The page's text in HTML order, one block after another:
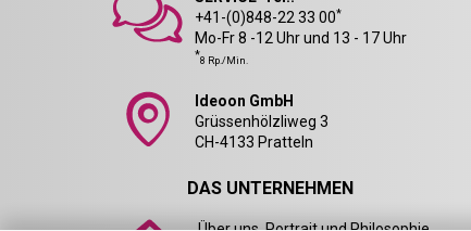
+41-(0)848-22 33 00*
Mo-Fr 8 -12 Uhr und 13 - 17 Uhr
*8 Rp./Min.
Ideoon GmbH
Grüssenhölzliweg 3
CH-4133 Pratteln
DAS UNTERNEHMEN